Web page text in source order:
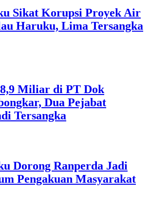
Sikat Korupsi Proyek Air
Haruku, Lima Tersangka
Miliar di PT Dok
Dua Pejabat
Tersangka
Dorong Ranperda Jadi
Pengakuan Masyarakat